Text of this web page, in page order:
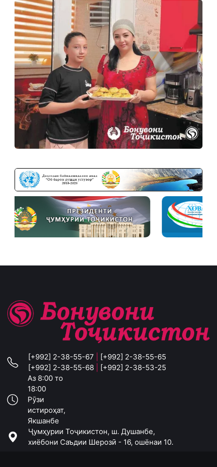
[+992] 2-38-55-67
[+992] 2-38-55-65
[+992] 2-38-55-68
[+992] 2-38-53-25
Аз 8:00 то
18:00
Рӯзи
истироҳат,
Якшанбе
Ҷумҳурии Тоҷикистон, ш. Душанбе,
хиёбони Саъдии Шерозӣ - 16, ошёнаи 10.